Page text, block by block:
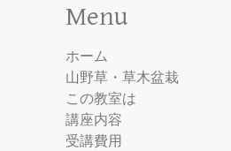
Menu
ホーム
山野草・草木盆栽
この教室は
講座内容
受講費用